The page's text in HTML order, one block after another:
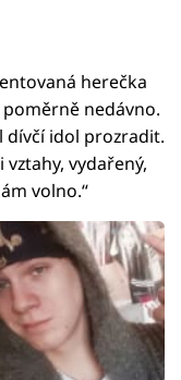
herečka
nedávno.
dívčí idol prozradit.
vydařený,
volno.“